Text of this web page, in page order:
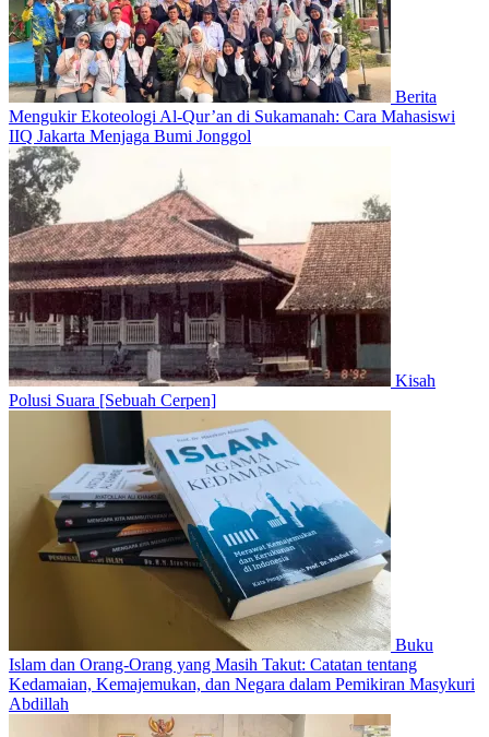
Berita
Mengukir Ekoteologi Al-Qur’an di Sukamanah: Cara Mahasiswi
IIQ Jakarta Menjaga Bumi Jonggol
Kisah
Polusi Suara [Sebuah Cerpen]
Buku
Islam dan Orang-Orang yang Masih Takut: Catatan tentang
Kedamaian, Kemajemukan, dan Negara dalam Pemikiran Masykuri
Abdillah